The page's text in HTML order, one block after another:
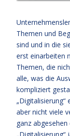
Themen und
sind und in die
erst einarbeiten
Themen, die
alle, was die
kompliziert
„Digitalisierung“
aber nicht viele
ganz